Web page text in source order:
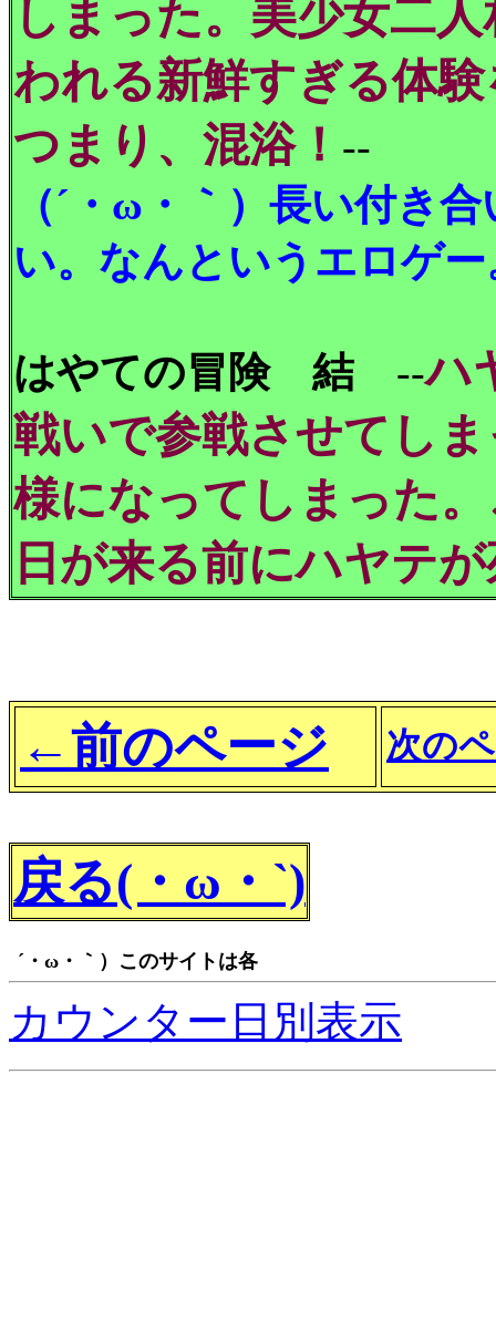
しまった。美少女二
われる新鮮すぎる体
つまり、混浴！ --
（´・ω・｀）長い付き
い。なんというエロゲー
はやての冒険 結 --ハ
戦いで参戦させてし
様になってしまった
日が来る前にハヤテ
←前のページ 次の
戻る(・ω・`)
カウンター日別表示